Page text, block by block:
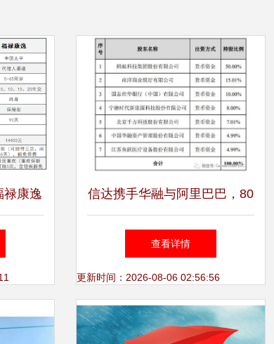
禄康逸
重疾
信达携手华融与阿里巴巴，80
亿注资蚂蚁消金，开创保险代
收新格局
查看详情
更新时间：2026-08-06 02:56:56